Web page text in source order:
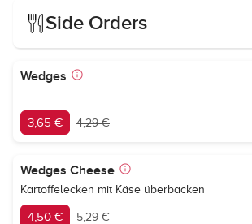
Side Orders
Wedges
3,65 € 4,29 €
Wedges Cheese
Kartoffelecken mit Käse überbacken
4,50 € 5,29 €